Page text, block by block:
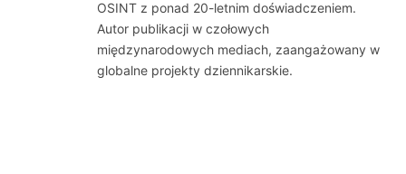
OSINT z ponad 20-letnim doświadczeniem.
Autor publikacji w czołowych
międzynarodowych mediach, zaangażowany w
globalne projekty dziennikarskie.